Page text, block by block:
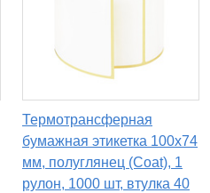
Термотрансферная
бумажная этикетка 100х74
мм, полуглянец (Coat), 1
рулон, 1000 шт, втулка 40